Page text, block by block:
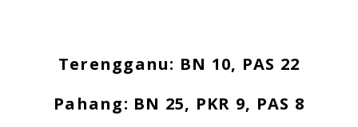
Terengganu: BN 10, PAS 22
Pahang: BN 25, PKR 9, PAS 8